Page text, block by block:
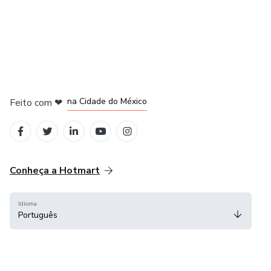
Feito com ❤ na Cidade do México
Conheça a Hotmart
Idioma
Português